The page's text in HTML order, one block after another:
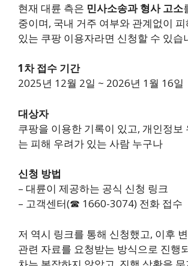
현재 대륜 측은 민사소송과 형사 고소
중이며, 국내 거주 여부와 관계없이
있는 쿠팡 이용자라면 신청할 수 있습
1차 접수 기간
2025년 12월 2일 ~ 2026년 1월 16일
대상자
쿠팡을 이용한 기록이 있고, 개인정보
는 피해 우려가 있는 사람 누구나
신청 방법
– 대륜이 제공하는 공식 신청 링크
– 고객센터(☎ 1660-3074) 전화 접수
저 역시 링크를 통해 신청했고, 이후
관련 자료를 요청받는 방식으로 진행